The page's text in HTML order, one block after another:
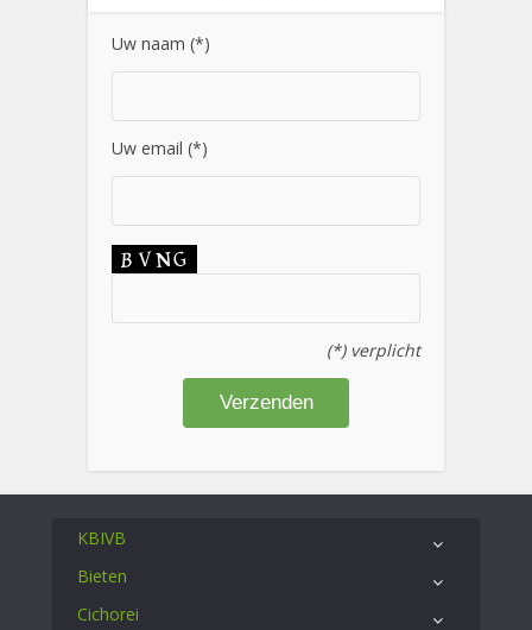
Uw naam (*)
Uw email (*)
(*) verplicht
KBIVB
Bieten
Cichorei